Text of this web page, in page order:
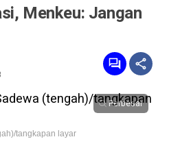
Menkeu: Jangan
Perbesar
tangkapan layar